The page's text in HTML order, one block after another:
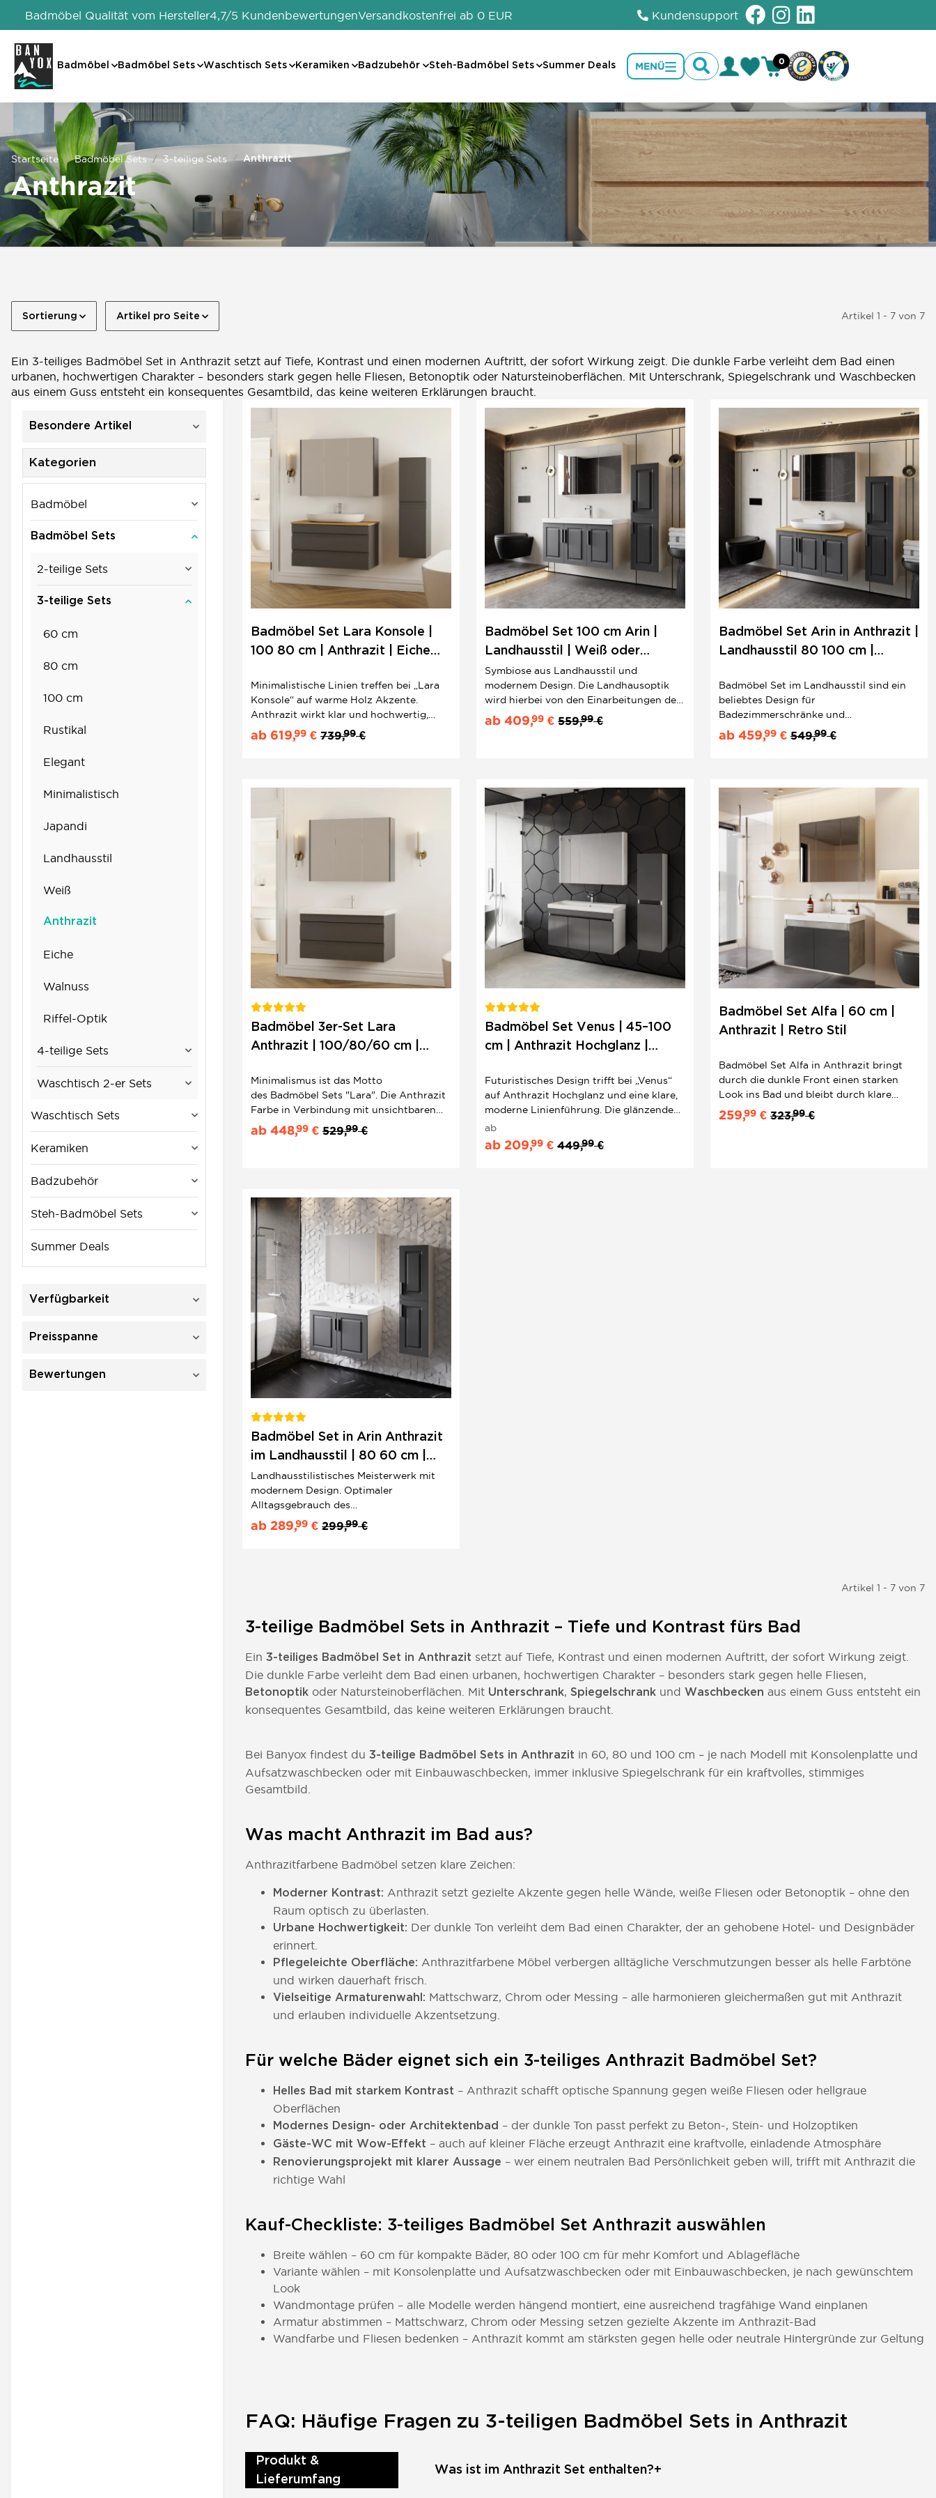
Badmöbel Qualität vom Hersteller4,7/5 KundenbewertungenVersandkostenfrei ab 0 EUR Kundensupport
Badmöbel Badmöbel Sets Waschtisch Sets Keramiken Badzubehör Steh-Badmöbel Sets Summer Deals MENÜ 0
Startseite Badmöbel Sets 3-teilige Sets Anthrazit
Anthrazit
Sortierung Artikel pro Seite Artikel 1 - 7 von 7
Ein 3-teiliges Badmöbel Set in Anthrazit setzt auf Tiefe, Kontrast und einen modernen Auftritt, der sofort Wirkung zeigt. Die dunkle Farbe verleiht dem Bad einen
urbanen, hochwertigen Charakter – besonders stark gegen helle Fliesen, Betonoptik oder Natursteinoberflächen. Mit Unterschrank, Spiegelschrank und Waschbecken
aus einem Guss entsteht ein konsequentes Gesamtbild, das keine weiteren Erklärungen braucht.
Besondere Artikel
Kategorien
Badmöbel
Badmöbel Sets
2-teilige Sets
3-teilige Sets
60 cm
80 cm
100 cm
Rustikal
Elegant
Minimalistisch
Japandi
Landhausstil
Weiß
Anthrazit
Eiche
Walnuss
Riffel-Optik
4-teilige Sets
Waschtisch 2-er Sets
Waschtisch Sets
Keramiken
Badzubehör
Steh-Badmöbel Sets
Summer Deals
Verfügbarkeit
Preisspanne
Bewertungen
Badmöbel Set Lara Konsole |
100 80 cm | Anthrazit | Eiche
Minimalistische Linien treffen bei „Lara
Konsole“ auf warme Holz Akzente.
Anthrazit wirkt klar und hochwertig,
während die Waschtischplatte in Eiche
oder Walnuss dem Design eine
macht das Gesamtbild...
ab 619,99 € 739,99€
Badmöbel Set 100 cm Arin |
Landhausstil | Weiß oder
Anthrazit | Unterschrank &
Waschbecken
Symbiose aus Landhausstil und
modernem Design. Die Landhausoptik
wird hierbei von den Einarbeitungen der
beiden Fronten der Türen des
hängenden Waschbeckenunterschranks
ab 409,99 € 559,99€
Badmöbel Set Arin in Anthrazit |
Landhausstil 80 100 cm |
Aufsatzwaschbecken
Badmöbel Set im Landhausstil sind ein
beliebtes Design für
Badezimmerschränke und
Badeinrichtungen, für Liebhaber mit
klassischem Geschmack.
ab 459,99 € 549,99€
Badmöbel 3er-Set Lara
Anthrazit | 100/80/60 cm |
Minimalismus ist das Motto
des Badmöbel Sets "Lara". Die Anthrazit
Farbe in Verbindung mit unsichtbaren
Griffmulden schaffen puristische
Eleganz. Badezimmerschränke mit
ab 448,99 € 529,99€
Badmöbel Set Venus | 45–100
cm | Anthrazit Hochglanz |
Futuristisches Design trifft bei „Venus“
auf Anthrazit Hochglanz und eine klare,
moderne Linienführung. Die glänzende
Oberfläche wirkt besonders edel und
bringt Tiefe ins Bad, ohne unruhig zu
werden. Ein markanter Look für alle, die
ab
ab 209,99 € 449,99€
Badmöbel Set Alfa | 60 cm |
Anthrazit | Retro Stil
Badmöbel Set Alfa in Anthrazit bringt
durch die dunkle Front einen starken
Look ins Bad und bleibt durch klare
Linien angenehm modern. Unterschrank,
Einbau Keramikwaschbecken und
259,99 € 323,99€
Badmöbel Set in Arin Anthrazit
im Landhausstil | 80 60 cm |
Bügelgriffe
Landhausstilistisches Meisterwerk mit
modernem Design. Optimaler
Alltagsgebrauch des
Badezimmerunterschrank und
Hängespiegelschranks.
ab 289,99 € 299,99€
Artikel 1 - 7 von 7
3-teilige Badmöbel Sets in Anthrazit – Tiefe und Kontrast fürs Bad
Ein 3-teiliges Badmöbel Set in Anthrazit setzt auf Tiefe, Kontrast und einen modernen Auftritt, der sofort Wirkung zeigt.
Die dunkle Farbe verleiht dem Bad einen urbanen, hochwertigen Charakter – besonders stark gegen helle Fliesen,
Betonoptik oder Natursteinoberflächen. Mit Unterschrank, Spiegelschrank und Waschbecken aus einem Guss entsteht ein
konsequentes Gesamtbild, das keine weiteren Erklärungen braucht.
Bei Banyox findest du 3-teilige Badmöbel Sets in Anthrazit in 60, 80 und 100 cm – je nach Modell mit Konsolenplatte und
Aufsatzwaschbecken oder mit Einbauwaschbecken, immer inklusive Spiegelschrank für ein kraftvolles, stimmiges
Gesamtbild.
Was macht Anthrazit im Bad aus?
Anthrazitfarbene Badmöbel setzen klare Zeichen:
Moderner Kontrast: Anthrazit setzt gezielte Akzente gegen helle Wände, weiße Fliesen oder Betonoptik – ohne den
Raum optisch zu überlasten.
Urbane Hochwertigkeit: Der dunkle Ton verleiht dem Bad einen Charakter, der an gehobene Hotel- und Designbäder
erinnert.
Pflegeleichte Oberfläche: Anthrazitfarbene Möbel verbergen alltägliche Verschmutzungen besser als helle Farbtöne
und wirken dauerhaft frisch.
Vielseitige Armaturenwahl: Mattschwarz, Chrom oder Messing – alle harmonieren gleichermaßen gut mit Anthrazit
und erlauben individuelle Akzentsetzung.
Für welche Bäder eignet sich ein 3-teiliges Anthrazit Badmöbel Set?
Helles Bad mit starkem Kontrast – Anthrazit schafft optische Spannung gegen weiße Fliesen oder hellgraue
Oberflächen
Modernes Design- oder Architektenbad – der dunkle Ton passt perfekt zu Beton-, Stein- und Holzoptiken
Gäste-WC mit Wow-Effekt – auch auf kleiner Fläche erzeugt Anthrazit eine kraftvolle, einladende Atmosphäre
Renovierungsprojekt mit klarer Aussage – wer einem neutralen Bad Persönlichkeit geben will, trifft mit Anthrazit die
richtige Wahl
Kauf-Checkliste: 3-teiliges Badmöbel Set Anthrazit auswählen
Breite wählen – 60 cm für kompakte Bäder, 80 oder 100 cm für mehr Komfort und Ablagefläche
Variante wählen – mit Konsolenplatte und Aufsatzwaschbecken oder mit Einbauwaschbecken, je nach gewünschtem
Look
Wandmontage prüfen – alle Modelle werden hängend montiert, eine ausreichend tragfähige Wand einplanen
Armatur abstimmen – Mattschwarz, Chrom oder Messing setzen gezielte Akzente im Anthrazit-Bad
Wandfarbe und Fliesen bedenken – Anthrazit kommt am stärksten gegen helle oder neutrale Hintergründe zur Geltung
FAQ: Häufige Fragen zu 3-teiligen Badmöbel Sets in Anthrazit
Produkt &
Lieferumfang
Was ist im Anthrazit Set enthalten?+